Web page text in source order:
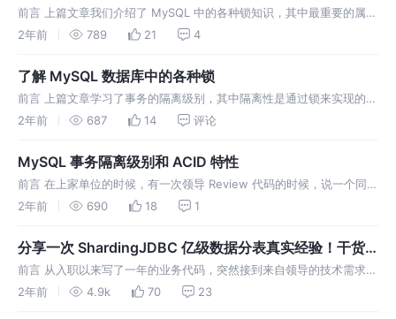
前言 上篇文章我们介绍了 MySQL 中的各种锁知识，其中最重要的属于
行锁范围的 记录锁（Record Locks）、间隙锁（Gap Locks）、临键
2年前 789 21 4
了解 MySQL 数据库中的各种锁
前言 上篇文章学习了事务的隔离级别，其中隔离性是通过锁来实现的，
篇幅原因将锁单独分开介绍，下面让我们一起学习 MySQL 中各种锁。
2年前 687 14 评论
MySQL 事务隔离级别和 ACID 特性
前言 在上家单位的时候，有一次领导 Review 代码的时候，说一个同事
写的代码可能会有问题，说此时如果 A 事务修改了这条数据并且在当前
2年前 690 18 1
分享一次 ShardingJDBC 亿级数据分表真实经验！干货
满满
前言 从入职以来写了一年的业务代码，突然接到来自领导的技术需求，
说要给我们的借款、还款申请单分表。查看了一下借款表，只有几千万
2年前 4.9k 70 23